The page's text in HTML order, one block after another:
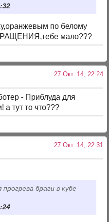
по белому
мало???
27 Окт. 14, 22:24
- Приблуда для
а тут то что???
27 Окт. 14, 22:31
браги в кубе